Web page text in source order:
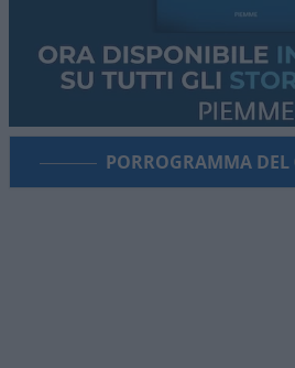
PORROGRAMMA